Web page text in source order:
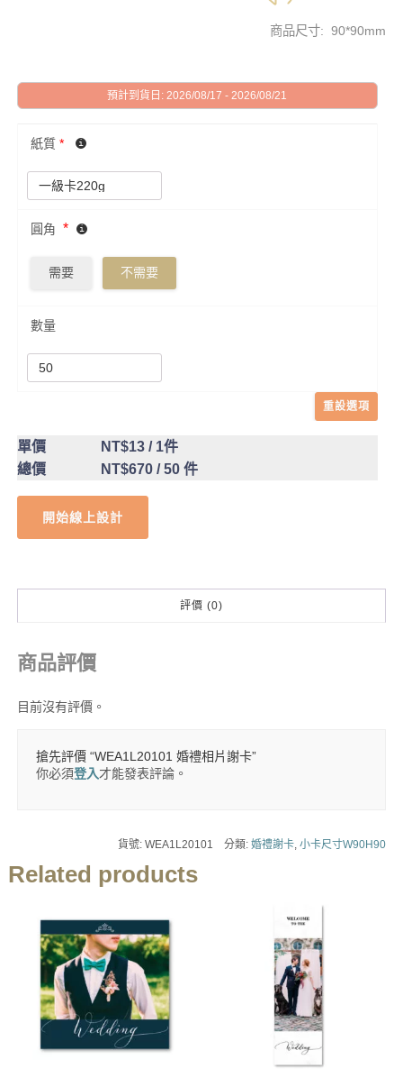
商品尺寸: 90*90mm
預計到貨日: 2026/08/17 - 2026/08/21
紙質 *
圓角 *
需要 不需要
數量
重設選項
單價 NT$13/ 1件
總價
NT$670/ 50 件
開始線上設計
評價 (0)
商品評價
目前沒有評價。
搶先評價 “WEA1L20101 婚禮相片謝卡”
你必須登入才能發表評論。
貨號:WEA1L20101 分類:婚禮謝卡 ,小卡尺寸W90H90
Related products